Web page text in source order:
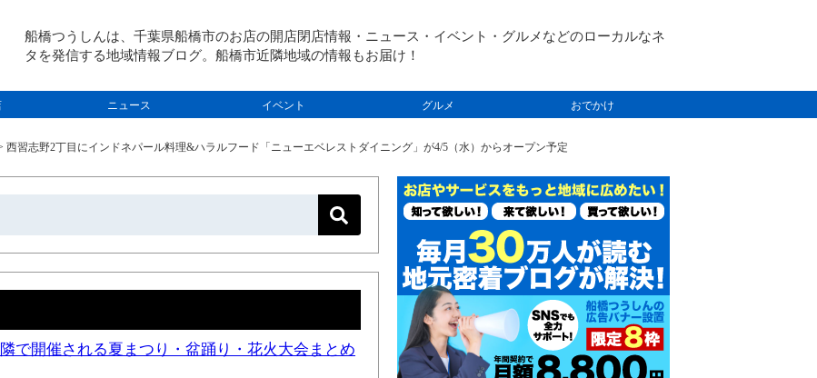
船橋つうしんは、千葉県船橋市のお店の開店閉店情報・ニュース・イベント・グルメなどのローカルなネ
タを発信する地域情報ブログ。船橋市近隣地域の情報もお届け！
ニュース イベント グルメ おでかけ
西習志野2丁目にインドネパール料理&ハラルフード「ニューエベレストダイニング」が4/5（水）からオープン予定
隣で開催される夏まつり・盆踊り・花火大会まとめ